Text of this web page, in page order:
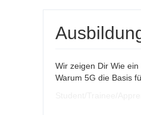
Wir zeigen Dir Wie
Warum 5G die Basis